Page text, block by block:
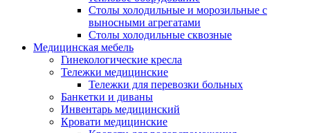
Столы холодильные и морозильные с
выносными агрегатами
Столы холодильные сквозные
Медицинская мебель
Гинекологические кресла
Тележки медицинские
Тележки для перевозки больных
Банкетки и диваны
Инвентарь медицинский
Кровати медицинские